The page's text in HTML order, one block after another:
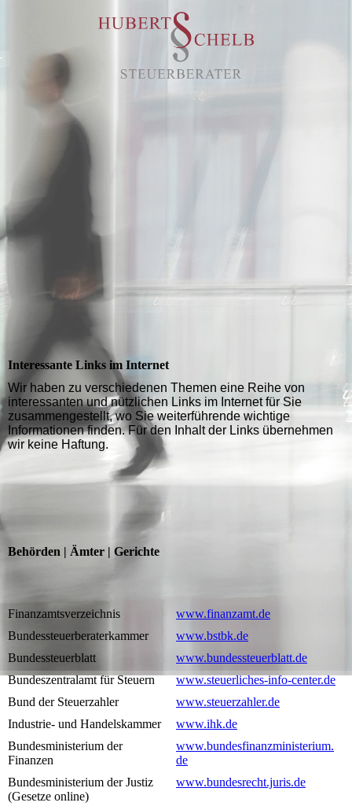
Interessante Links im Internet
Wir haben zu verschiedenen Themen eine Reihe von
interessanten und nützlichen Links im Internet für Sie
zusammengestellt, wo Sie weiterführende wichtige
Informationen finden. Für den Inhalt der Links übernehmen
wir keine Haftung.
Behörden | Ämter | Gerichte
Finanzamtsverzeichnis
www.finanzamt.de
Bundessteuerberaterkammer
www.bstbk.de
Bundessteuerblatt
www.bundessteuerblatt.de
Bundeszentralamt für Steuern
www.steuerliches-info-center.de
Bund der Steuerzahler
www.steuerzahler.de
Industrie- und Handelskammer
www.ihk.de
Bundesministerium der
Finanzen
www.bundesfinanzministerium.
de
Bundesministerium der Justiz
(Gesetze online)
www.bundesrecht.juris.de